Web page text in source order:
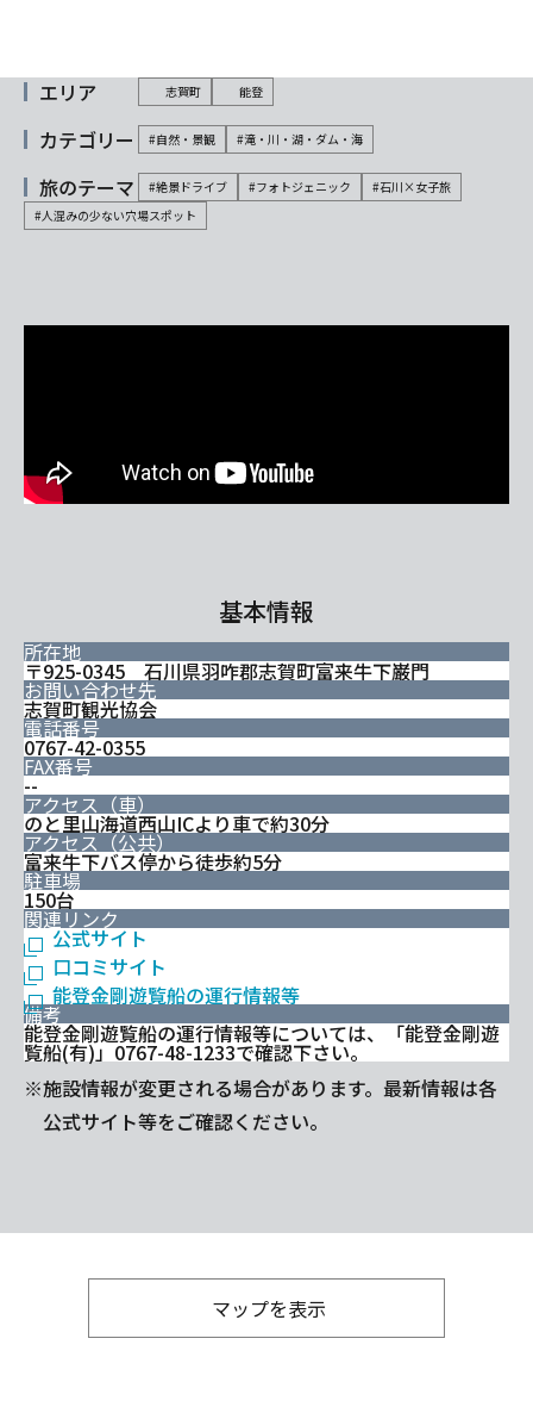
エリア 志賀町 能登
カテゴリー #自然・景観 #滝・川・湖・ダム・海
旅のテーマ #絶景ドライブ #フォトジェニック
#石川×女子旅
#人混みの少ない穴場スポット
基本情報
所在地
〒925-0345 石川県羽咋郡志賀町富来牛下巌門
お問い合わせ先
志賀町観光協会
電話番号
0767-42-0355
FAX番号
--
アクセス（車）
のと里山海道西山ICより車で約30分
アクセス（公共）
富来牛下バス停から徒歩約5分
駐車場
150台
関連リンク
公式サイト
口コミサイト
能登金剛遊覧船の運行情報等
備考
能登金剛遊覧船の運行情報等については、「能登金剛遊
覧船(有)」0767-48-1233で確認下さい。
※施設情報が変更される場合があります。最新情報は各
公式サイト等をご確認ください。
マップを表示